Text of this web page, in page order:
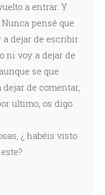
a entrar. Y
pensé que
a dejar de escribir
ni voy a dejar de
se que
de comentar,
ultimo, os digo
¿ habéis visto